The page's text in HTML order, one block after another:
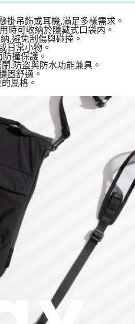
掛吊飾或耳機,滿足多樣需求。
時可收納於隱藏式口袋内。
,避免刮傷與碰撞。
日常小物。
撞保護。
,防盗與防水功能兼具。
固舒適。
風格。